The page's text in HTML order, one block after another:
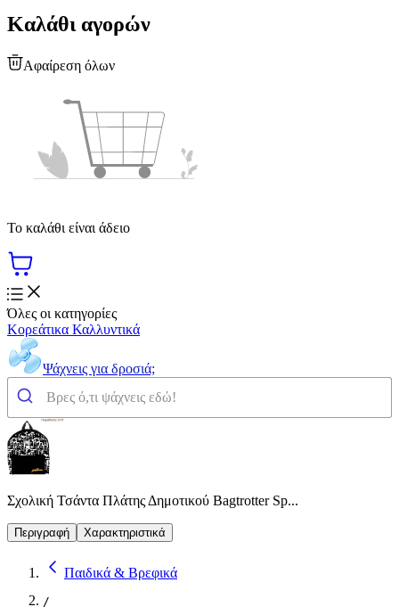
Καλάθι αγορών
Αφαίρεση όλων
Το καλάθι είναι άδειο
Όλες οι κατηγορίες
Κορεάτικα Καλλυντικά
Ψάχνεις για δροσιά;
Σχολική Τσάντα Πλάτης Δημοτικού Bagtrotter Sp...
Περιγραφή Χαρακτηριστικά
Παιδικά & Βρεφικά
/